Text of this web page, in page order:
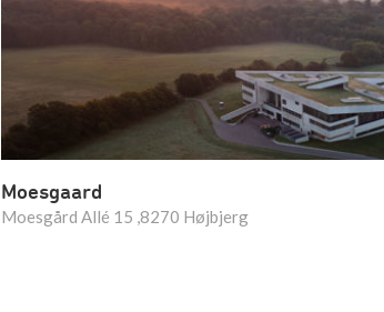
Moesgaard
Moesgård Allé 15 ,8270 Højbjerg